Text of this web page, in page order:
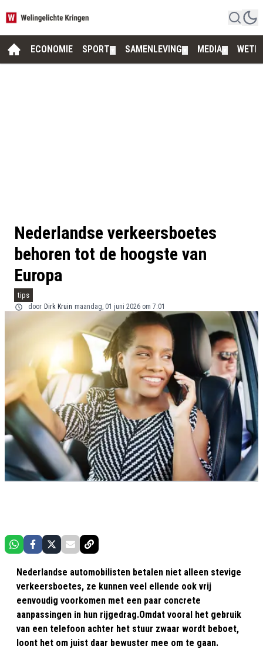
ECONOMIE SPORT SAMENLEVING MEDIA
Nederlandse verkeersboetes
behoren tot de hoogste van
Europa
tips
door Dirk Kruin maandag, 01 juni 2026 om 7:01
Nederlandse automobilisten betalen niet alleen stevige
verkeersboetes, ze kunnen veel ellende ook vrij
eenvoudig voorkomen met een paar concrete
aanpassingen in hun rijgedrag.Omdat vooral het gebruik
van een telefoon achter het stuur zwaar wordt beboet,
loont het om juist daar bewuster mee om te gaan.